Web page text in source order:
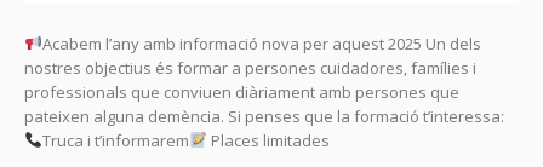
Acabem l’any amb informació nova per aquest 2025 Un dels
nostres objectius és formar a persones cuidadores, famílies i
professionals que conviuen diàriament amb persones que
pateixen alguna demència. Si penses que la formació t’interessa:
Truca i t’informarem
Places limitades